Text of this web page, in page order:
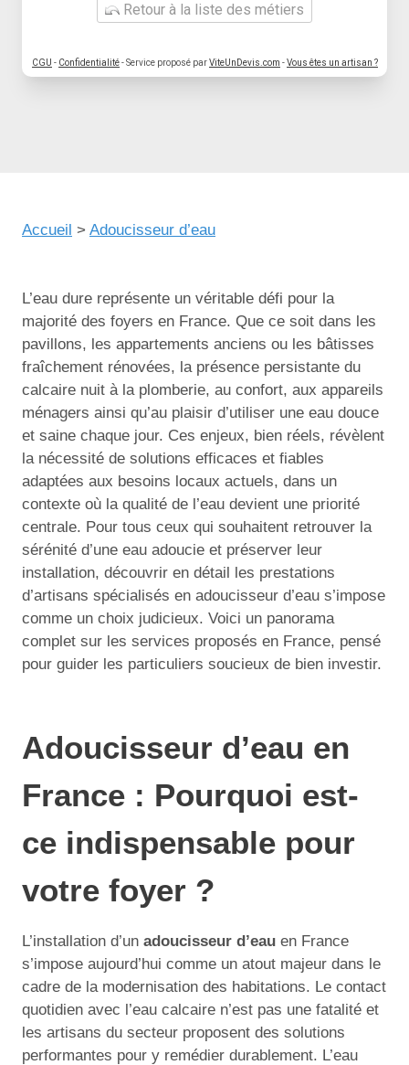
Retour à la liste des métiers
CGU - Confidentialité- Service proposé parViteUnDevis.com -Vous êtes un artisan ?
Accueil > Adoucisseur d’eau
L’eau dure représente un véritable défi pour la
majorité des foyers en France. Que ce soit dans les
pavillons, les appartements anciens ou les bâtisses
fraîchement rénovées, la présence persistante du
calcaire nuit à la plomberie, au confort, aux appareils
ménagers ainsi qu’au plaisir d’utiliser une eau douce
et saine chaque jour. Ces enjeux, bien réels, révèlent
la nécessité de solutions efficaces et fiables
adaptées aux besoins locaux actuels, dans un
contexte où la qualité de l’eau devient une priorité
centrale. Pour tous ceux qui souhaitent retrouver la
sérénité d’une eau adoucie et préserver leur
installation, découvrir en détail les prestations
d’artisans spécialisés en adoucisseur d’eau s’impose
comme un choix judicieux. Voici un panorama
complet sur les services proposés en France, pensé
pour guider les particuliers soucieux de bien investir.
Adoucisseur d’eau en
France : Pourquoi est-
ce indispensable pour
votre foyer ?
L’installation d’un adoucisseur d’eau en France
s’impose aujourd’hui comme un atout majeur dans le
cadre de la modernisation des habitations. Le contact
quotidien avec l’eau calcaire n’est pas une fatalité et
les artisans du secteur proposent des solutions
performantes pour y remédier durablement. L’eau